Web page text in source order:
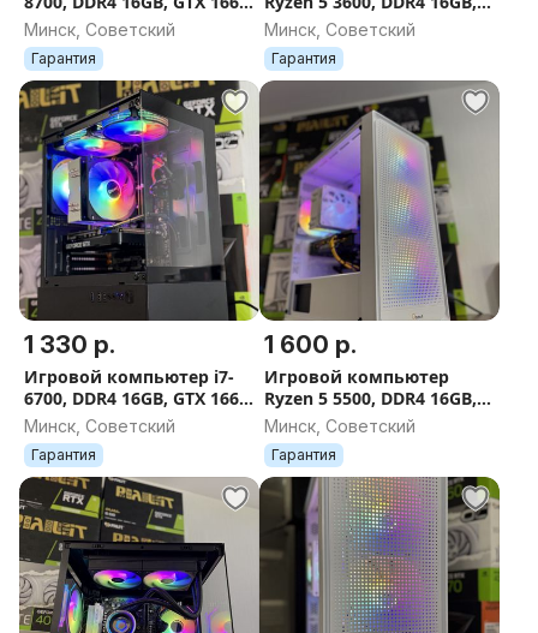
Super 6GB, SSD 480GB,
600W, ГАРАНТИЯ 12 МЕС.
Минск, Советский
Гарантия
GTX 1660 Super 6GB, SSD
480GB, 600W, ГАРАНТИЯ 12
МЕС.
Минск, Советский
Гарантия
1 330 р.
Игровой компьютер i7-
6700, DDR4 16GB, GTX 1660
Super 6GB, SSD 480GB,
600W, ГАРАНТИЯ 12 МЕС.
Минск, Советский
Гарантия
1 600 р.
Игровой компьютер
Ryzen 5 5500, DDR4 16GB,
GTX 1660 Super, SSD 480GB,
600W, AM4, ГАРАНТИЯ 12
МЕС.
Минск, Советский
Гарантия